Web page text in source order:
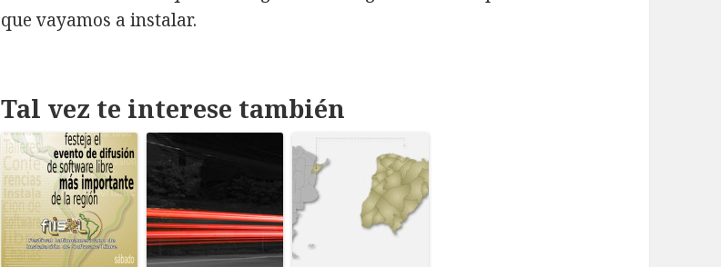
que vayamos a instalar.
Tal vez te interese también